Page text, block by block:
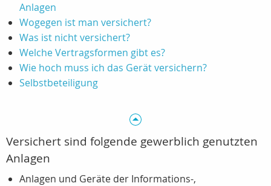
Anlagen
Wogegen ist man versichert?
Was ist nicht versichert?
Welche Vertragsformen gibt es?
Wie hoch muss ich das Gerät versichern?
Selbstbeteiligung
Versichert sind folgende gewerblich genutzten
Anlagen
Anlagen und Geräte der Informations-,